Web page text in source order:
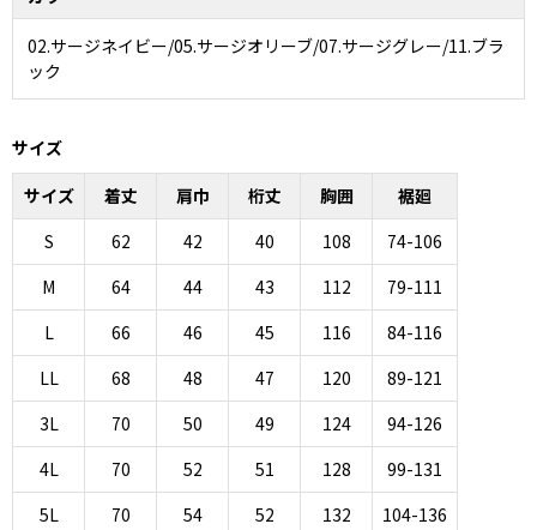
02.サージネイビー/05.サージオリーブ/07.サージグレー/11.ブラ
ック
サイズ
サイズ
着丈 肩巾 桁丈 胸囲
裾廻
S
62 42 40 108
74-106
M
64 44 43 112
79-111
L
66 46 45 116
84-116
LL
68 48 47 120
89-121
3L
70 50 49 124
94-126
4L
70 52 51 128
99-131
5L
70 54 52 132 104-136